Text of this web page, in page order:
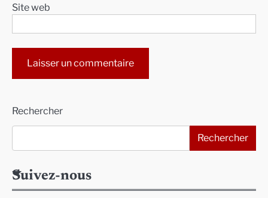
Site web
Rechercher
Rechercher
Suivez-nous